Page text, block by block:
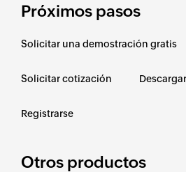
Próximos pasos
Solicitar una demostración gratis
Solicitar cotización
Registrarse
Otros productos